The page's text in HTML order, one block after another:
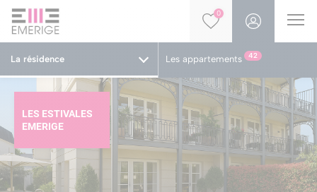
0
La résidence Les appartements 42
LES ESTIVALES
EMERIGE